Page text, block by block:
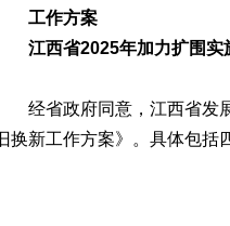
工作方案
江西省2025年加力扩围
经省政府同意，江西省发
旧换新工作方案》。 具体包括